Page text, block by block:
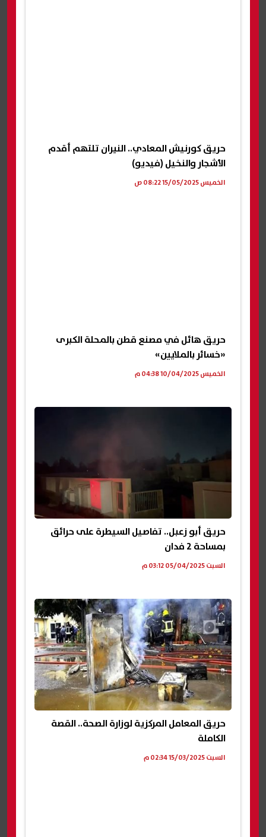
حريق كورنيش المعادي.. النيران تلتهم أقدم
الأشجار والنخيل (فيديو)
الخميس 15/05/2025 08:22 ص
حريق هائل في مصنع قطن بالمحلة الكبرى
«خسائر بالملايين»
الخميس 10/04/2025 04:38 م
حريق أبو زعبل.. تفاصيل السيطرة على حرائق
بمساحة 2 فدان
السبت 05/04/2025 03:12 م
حريق المعامل المركزية لوزارة الصحة.. القصة
الكاملة
السبت 15/03/2025 02:34 م